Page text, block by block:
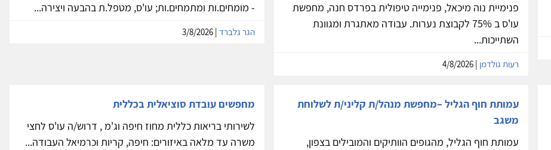
פנימיית נוה מיכאל, פנימייה טיפולית בפרדס חנה, מחפשת
עו'ס ב 75% לקבוצת נערות. עבודה מאתגרת ומגוונת
השתייכות...
רעות גולדמן
- מומחים.ות ומתמחים.ות; עו'ס, מטפל.ת בהבעה ויצירה...
הגר גלברד | 3/8/2026
עמותת חוף הגליל –מחפשת מנהל/ת קליני/ת לשלוחת
משגב
עמותת חוף הגליל, מהגופים הוותיקים והמובילים בצפון,
מחפשים עובדת סוציאלית בכללית
לשירותי בריאות כללית מחוז חיפה וג'מ , דרוש/ה עו'ס לחצי
משרה עד מלאה באיזורים: חיפה, קריות וכרמיאל העבודה...